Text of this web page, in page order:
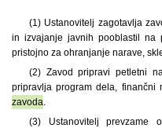
(1) Ustanovitelj zagotavlja
in izvajanje javnih pooblastil na
pristojno za ohranjanje narave,
(2) Zavod pripravi petletni
pripravlja program dela, finančni
zavoda.
(3) Ustanovitelj prevzame